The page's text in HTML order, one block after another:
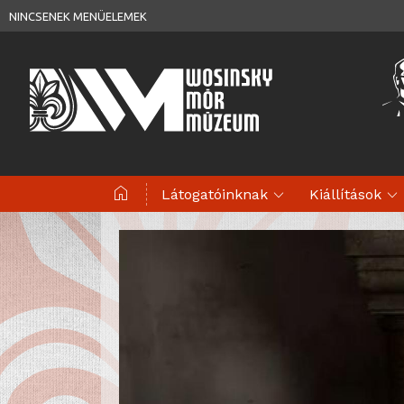
NINCSENEK MENÜELEMEK
home Látogatóinknak expand_more Kiállítások expand_more